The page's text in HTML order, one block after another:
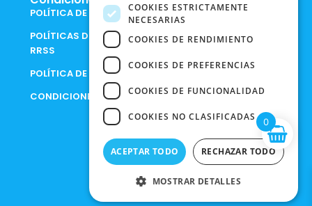
POLÍTICA DE COOKIES
POLÍTICAS DE PRIVACIDAD EN
RRSS
POLÍTICA DE PRIVACIDAD
CONDICIONES DE COMPRA
0
COOKIES ESTRICTAMENTE
NECESARIAS
COOKIES DE RENDIMIENTO
COOKIES DE PREFERENCIAS
COOKIES DE FUNCIONALIDAD
COOKIES NO CLASIFICADAS
ACEPTAR TODO RECHAZAR TODO
MOSTRAR DETALLES